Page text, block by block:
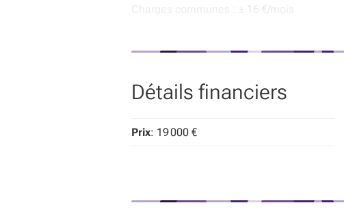
Charges communes : ± 16 €/mois
quartier particulièrement recherché d'Ixelles.
Détails financiers
Prix: 19 000 €